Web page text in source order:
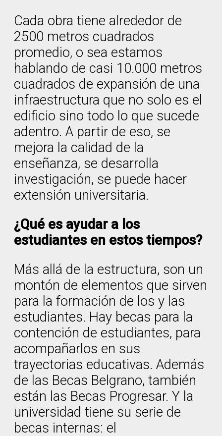
Cada obra tiene alrededor de
2500 metros cuadrados
promedio, o sea estamos
hablando de casi 10.000 metros
cuadrados de expansión de una
infraestructura que no solo es el
edificio sino todo lo que sucede
adentro. A partir de eso, se
mejora la calidad de la
enseñanza, se desarrolla
investigación, se puede hacer
extensión universitaria.
¿Qué es ayudar a los
estudiantes en estos tiempos?
Más allá de la estructura, son un
montón de elementos que sirven
para la formación de los y las
estudiantes. Hay becas para la
contención de estudiantes, para
acompañarlos en sus
trayectorias educativas. Además
de las Becas Belgrano, también
están las Becas Progresar. Y la
universidad tiene su serie de
becas internas: el